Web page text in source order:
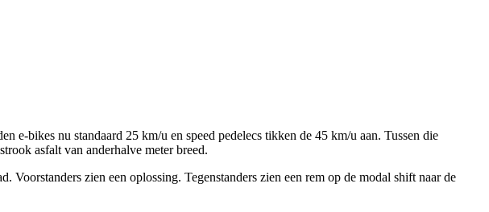
e-bikes nu standaard 25 km/u en speed pedelecs tikken de 45 km/u aan. Tussen die
asfalt van anderhalve meter breed.
zien een oplossing. Tegenstanders zien een rem op de modal shift naar de